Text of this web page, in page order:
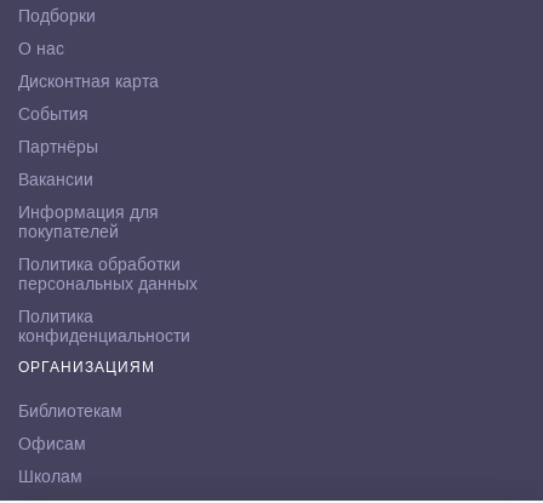
Подборки
О нас
Дисконтная карта
События
Партнёры
Вакансии
Информация для
покупателей
Политика обработки
персональных данных
Политика
конфиденциальности
ОРГАНИЗАЦИЯМ
Библиотекам
Офисам
Школам